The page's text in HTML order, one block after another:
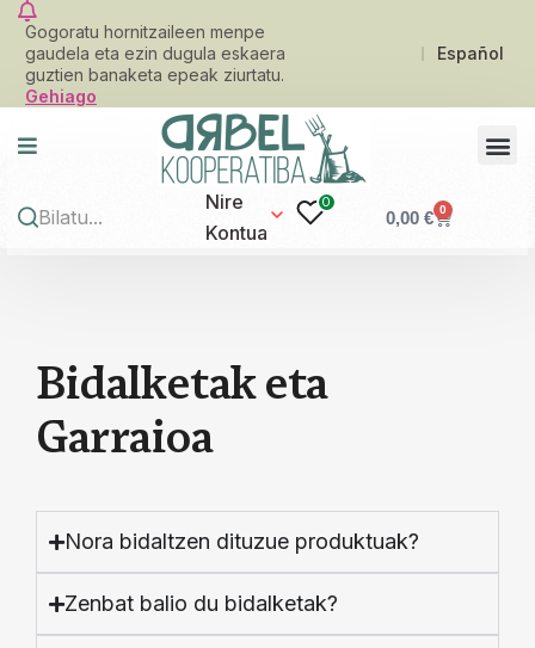
Gogoratu hornitzaileen menpe
gaudela eta ezin dugula eskaera
guztien banaketa epeak ziurtatu.
Gehiago
Español
Nire
Kontua
0
0,00€ 0
Bidalketaketa
Garraioa
Nora bidaltzen dituzue produktuak?
Zenbat balio du bidalketak?